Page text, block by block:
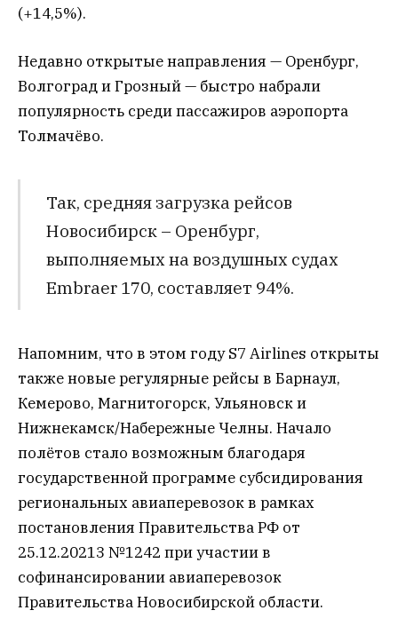
(+14,5%).
Недавно открытые направления — Оренбург,
Волгоград и Грозный — быстро набрали
популярность среди пассажиров аэропорта
Толмачёво.
Так, средняя загрузка рейсов
Новосибирск – Оренбург,
выполняемых на воздушных судах
Embraer 170, составляет 94%.
Напомним, что в этом году S7 Airlines открыты
также новые регулярные рейсы в Барнаул,
Кемерово, Магнитогорск, Ульяновск и
Нижнекамск/Набережные Челны. Начало
полётов стало возможным благодаря
государственной программе субсидирования
региональных авиаперевозок в рамках
постановления Правительства РФ от
25.12.20213 №1242 при участии в
софинансировании авиаперевозок
Правительства Новосибирской области.